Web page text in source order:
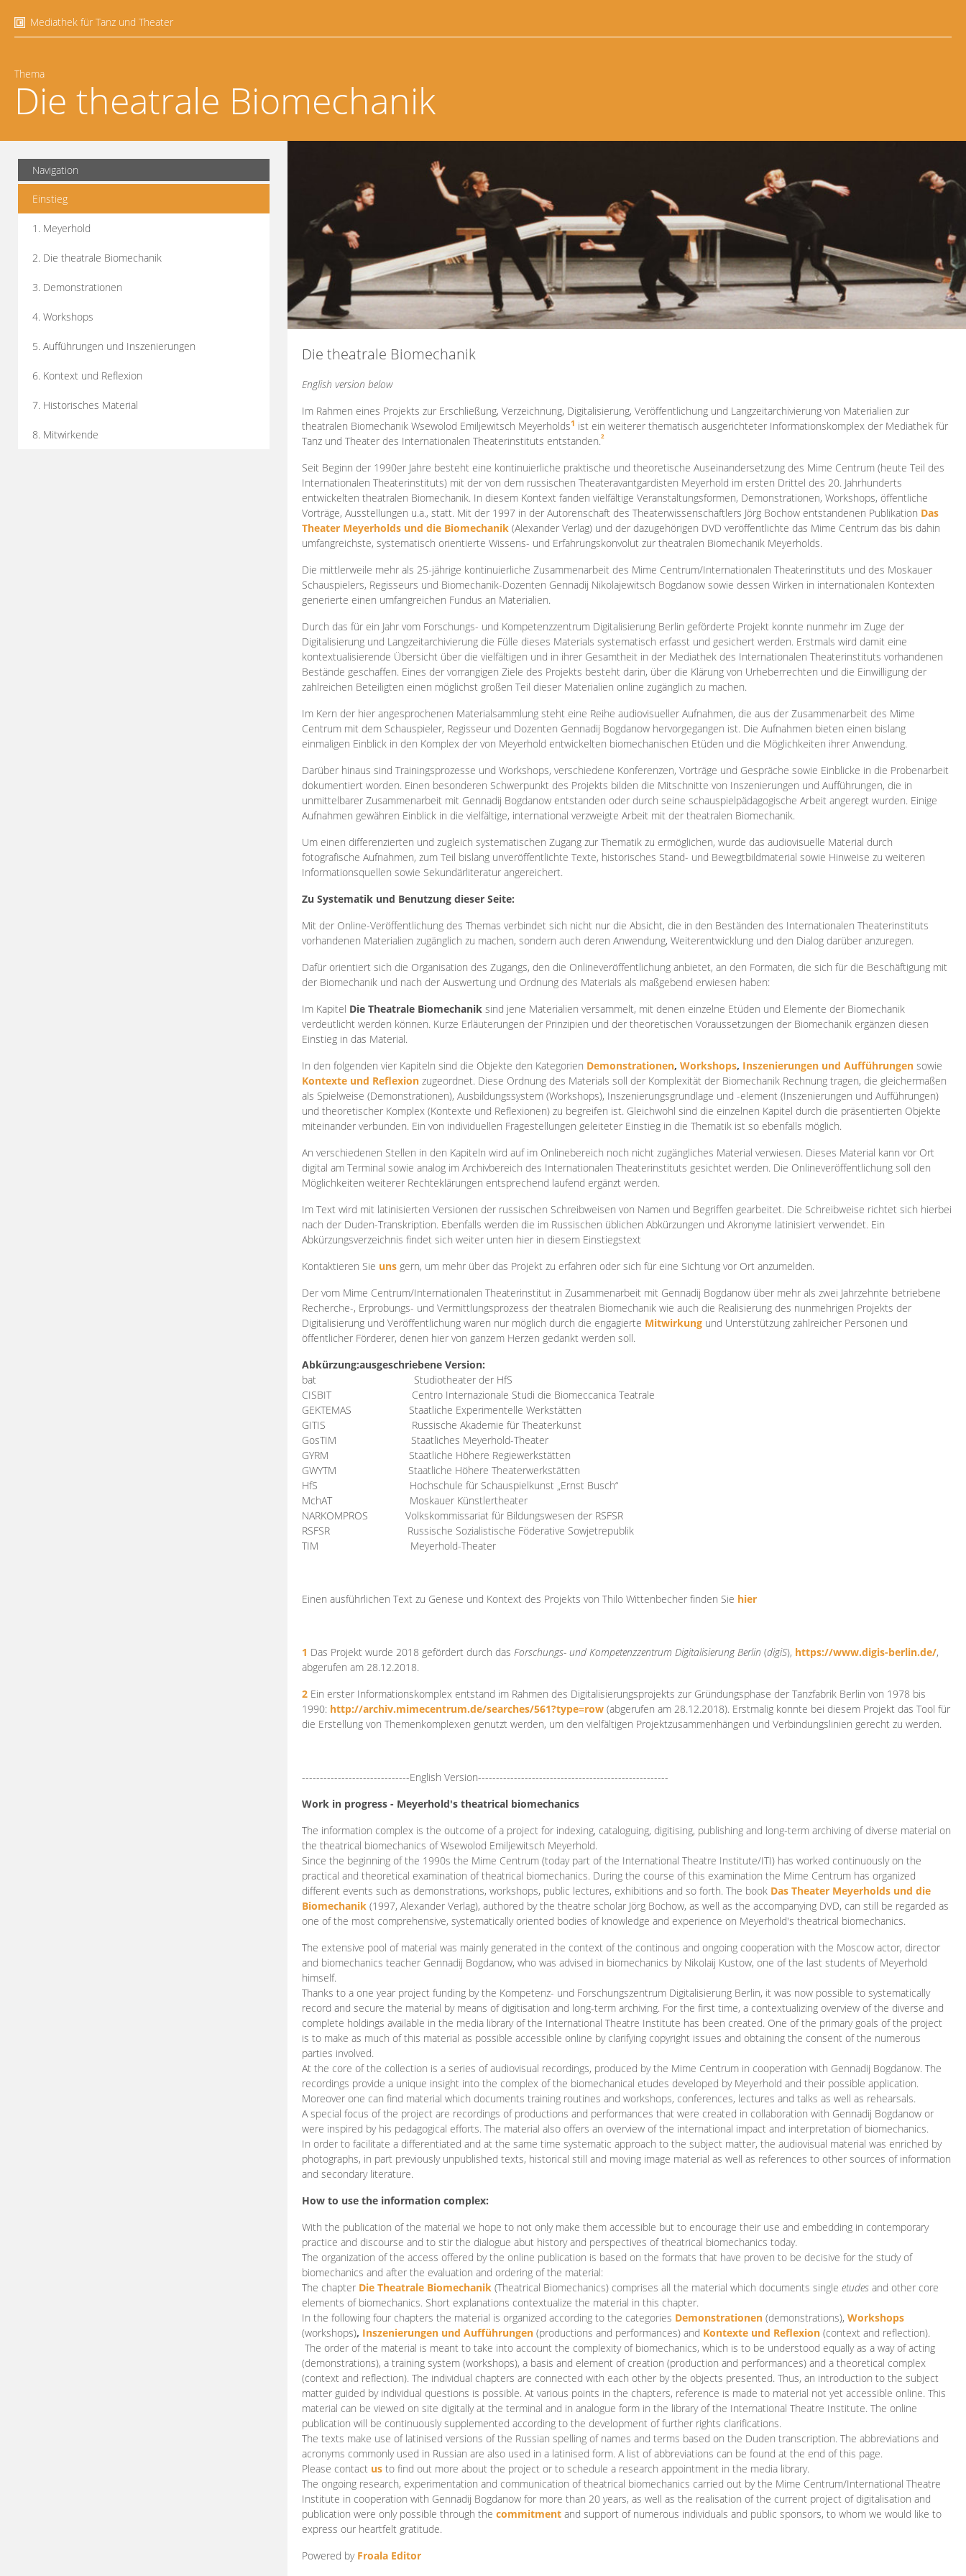
Mediathek für Tanz und Theater
Thema
Die theatrale Biomechanik
Navigation
Einstieg
1. Meyerhold
2. Die theatrale Biomechanik
3. Demonstrationen
4. Workshops
5. Aufführungen und Inszenierungen
6. Kontext und Reflexion
7. Historisches Material
8. Mitwirkende
Die theatrale Biomechanik
English version below
Im Rahmen eines Projekts zur Erschließung, Verzeichnung, Digitalisierung, Veröffentlichung und Langzeitarchivierung von Materialien zur
theatralen Biomechanik Wsewolod Emiljewitsch Meyerholds1 ist ein weiterer thematisch ausgerichteter Informationskomplex der Mediathek für
Tanz und Theater des Internationalen Theaterinstituts entstanden.2
Seit Beginn der 1990er Jahre besteht eine kontinuierliche praktische und theoretische Auseinandersetzung des Mime Centrum (heute Teil des
Internationalen Theaterinstituts) mit der von dem russischen Theateravantgardisten Meyerhold im ersten Drittel des 20. Jahrhunderts
entwickelten theatralen Biomechanik. In diesem Kontext fanden vielfältige Veranstaltungsformen, Demonstrationen, Workshops, öffentliche
Vorträge, Ausstellungen u.a., statt. Mit der 1997 in der Autorenschaft des Theaterwissenschaftlers Jörg Bochow entstandenen Publikation Das
Theater Meyerholds und die Biomechanik (Alexander Verlag) und der dazugehörigen DVD veröffentlichte das Mime Centrum das bis dahin
umfangreichste, systematisch orientierte Wissens- und Erfahrungskonvolut zur theatralen Biomechanik Meyerholds.
Die mittlerweile mehr als 25-jährige kontinuierliche Zusammenarbeit des Mime Centrum/Internationalen Theaterinstituts und des Moskauer
Schauspielers, Regisseurs und Biomechanik-Dozenten Gennadij Nikolajewitsch Bogdanow sowie dessen Wirken in internationalen Kontexten
generierte einen umfangreichen Fundus an Materialien.
Durch das für ein Jahr vom Forschungs- und Kompetenzzentrum Digitalisierung Berlin geförderte Projekt konnte nunmehr im Zuge der
Digitalisierung und Langzeitarchivierung die Fülle dieses Materials systematisch erfasst und gesichert werden. Erstmals wird damit eine
kontextualisierende Übersicht über die vielfältigen und in ihrer Gesamtheit in der Mediathek des Internationalen Theaterinstituts vorhandenen
Bestände geschaffen. Eines der vorrangigen Ziele des Projekts besteht darin, über die Klärung von Urheberrechten und die Einwilligung der
zahlreichen Beteiligten einen möglichst großen Teil dieser Materialien online zugänglich zu machen.
Im Kern der hier angesprochenen Materialsammlung steht eine Reihe audiovisueller Aufnahmen, die aus der Zusammenarbeit des Mime
Centrum mit dem Schauspieler, Regisseur und Dozenten Gennadij Bogdanow hervorgegangen ist. Die Aufnahmen bieten einen bislang
einmaligen Einblick in den Komplex der von Meyerhold entwickelten biomechanischen Etüden und die Möglichkeiten ihrer Anwendung.
Darüber hinaus sind Trainingsprozesse und Workshops, verschiedene Konferenzen, Vorträge und Gespräche sowie Einblicke in die Probenarbeit
dokumentiert worden. Einen besonderen Schwerpunkt des Projekts bilden die Mitschnitte von Inszenierungen und Aufführungen, die in
unmittelbarer Zusammenarbeit mit Gennadij Bogdanow entstanden oder durch seine schauspielpädagogische Arbeit angeregt wurden. Einige
Aufnahmen gewähren Einblick in die vielfältige, international verzweigte Arbeit mit der theatralen Biomechanik.
Um einen differenzierten und zugleich systematischen Zugang zur Thematik zu ermöglichen, wurde das audiovisuelle Material durch
fotografische Aufnahmen, zum Teil bislang unveröffentlichte Texte, historisches Stand- und Bewegtbildmaterial sowie Hinweise zu weiteren
Informationsquellen sowie Sekundärliteratur angereichert.
Zu Systematik und Benutzung dieser Seite:
Mit der Online-Veröffentlichung des Themas verbindet sich nicht nur die Absicht, die in den Beständen des Internationalen Theaterinstituts
vorhandenen Materialien zugänglich zu machen, sondern auch deren Anwendung, Weiterentwicklung und den Dialog darüber anzuregen.
Dafür orientiert sich die Organisation des Zugangs, den die Onlineveröffentlichung anbietet, an den Formaten, die sich für die Beschäftigung mit
der Biomechanik und nach der Auswertung und Ordnung des Materials als maßgebend erwiesen haben:
Im Kapitel Die Theatrale Biomechanik sind jene Materialien versammelt, mit denen einzelne Etüden und Elemente der Biomechanik
verdeutlicht werden können. Kurze Erläuterungen der Prinzipien und der theoretischen Voraussetzungen der Biomechanik ergänzen diesen
Einstieg in das Material.
In den folgenden vier Kapiteln sind die Objekte den Kategorien Demonstrationen, Workshops, Inszenierungen und Aufführungen sowie
Kontexte und Reflexion zugeordnet. Diese Ordnung des Materials soll der Komplexität der Biomechanik Rechnung tragen, die gleichermaßen
als Spielweise (Demonstrationen), Ausbildungssystem (Workshops), Inszenierungsgrundlage und -element (Inszenierungen und Aufführungen)
und theoretischer Komplex (Kontexte und Reflexionen) zu begreifen ist. Gleichwohl sind die einzelnen Kapitel durch die präsentierten Objekte
miteinander verbunden. Ein von individuellen Fragestellungen geleiteter Einstieg in die Thematik ist so ebenfalls möglich.
An verschiedenen Stellen in den Kapiteln wird auf im Onlinebereich noch nicht zugängliches Material verwiesen. Dieses Material kann vor Ort
digital am Terminal sowie analog im Archivbereich des Internationalen Theaterinstituts gesichtet werden. Die Onlineveröffentlichung soll den
Möglichkeiten weiterer Rechteklärungen entsprechend laufend ergänzt werden.
Im Text wird mit latinisierten Versionen der russischen Schreibweisen von Namen und Begriffen gearbeitet. Die Schreibweise richtet sich hierbei
nach der Duden-Transkription. Ebenfalls werden die im Russischen üblichen Abkürzungen und Akronyme latinisiert verwendet. Ein
Abkürzungsverzeichnis findet sich weiter unten hier in diesem Einstiegstext
Kontaktieren Sie uns gern, um mehr über das Projekt zu erfahren oder sich für eine Sichtung vor Ort anzumelden.
Der vom Mime Centrum/Internationalen Theaterinstitut in Zusammenarbeit mit Gennadij Bogdanow über mehr als zwei Jahrzehnte betriebene
Recherche-, Erprobungs- und Vermittlungsprozess der theatralen Biomechanik wie auch die Realisierung des nunmehrigen Projekts der
Digitalisierung und Veröffentlichung waren nur möglich durch die engagierte Mitwirkung und Unterstützung zahlreicher Personen und
öffentlicher Förderer, denen hier von ganzem Herzen gedankt werden soll.
Abkürzung:ausgeschriebene Version:
bat
Studiotheater der HfS
CISBIT
Centro Internazionale Studi die Biomeccanica Teatrale
GEKTEMAS
Staatliche Experimentelle Werkstätten
GITIS
Russische Akademie für Theaterkunst
GosTIM
Staatliches Meyerhold-Theater
GYRM
Staatliche Höhere Regiewerkstätten
GWYTM
Staatliche Höhere Theaterwerkstätten
HfS
Hochschule für Schauspielkunst „Ernst Busch“
MchAT
Moskauer Künstlertheater
NARKOMPROS
Volkskommissariat für Bildungswesen der RSFSR
RSFSR
Russische Sozialistische Föderative Sowjetrepublik
TIM Meyerhold-Theater
Einen ausführlichen Text zu Genese und Kontext des Projekts von Thilo Wittenbecher finden Sie hier
1 Das Projekt wurde 2018 gefördert durch das Forschungs- und Kompetenzzentrum DigitalisierungBerlin (digiS), https://www.digis-berlin.de/,
abgerufen am 28.12.2018.
2 Ein erster Informationskomplex entstand im Rahmen des Digitalisierungsprojekts zur Gründungsphase der Tanzfabrik Berlin von 1978 bis
1990: http://archiv.mimecentrum.de/searches/561?type=row (abgerufen am 28.12.2018). Erstmalig konnte bei diesem Projekt das Tool für
die Erstellung von Themenkomplexen genutzt werden, um den vielfältigen Projektzusammenhängen und Verbindungslinien gerecht zu werden.
------------------------------English Version-----------------------------------------------------
Work in progress - Meyerhold's theatrical biomechanics
The information complex is the outcome of a project for indexing, cataloguing, digitising, publishing and long-term archiving of diverse material on
the theatrical biomechanics of Wsewolod Emiljewitsch Meyerhold.
Since the beginning of the 1990s the Mime Centrum (today part of the International Theatre Institute/ITI) has worked continuously on the
practical and theoretical examination of theatrical biomechanics. During the course of this examination the Mime Centrum has organized
different events such as demonstrations, workshops, public lectures, exhibitions and so forth. The book Das Theater Meyerholds und die
Biomechanik (1997, Alexander Verlag), authored by the theatre scholar Jörg Bochow, as well as the accompanying DVD, can still be regarded as
one of the most comprehensive, systematically oriented bodies of knowledge and experience on Meyerhold's theatrical biomechanics.
The extensive pool of material was mainly generated in the context of the continous and ongoing cooperation with the Moscow actor, director
and biomechanics teacher Gennadij Bogdanow, who was advised in biomechanics by Nikolaij Kustow, one of the last students of Meyerhold
himself.
Thanks to a one year project funding by the Kompetenz- und Forschungszentrum Digitalisierung Berlin, it was now possible to systematically
record and secure the material by means of digitisation and long-term archiving. For the first time, a contextualizing overview of the diverse and
complete holdings available in the media library of the International Theatre Institute has been created. One of the primary goals of the project
is to make as much of this material as possible accessible online by clarifying copyright issues and obtaining the consent of the numerous
parties involved.
At the core of the collection is a series of audiovisual recordings, produced by the Mime Centrum in cooperation with Gennadij Bogdanow. The
recordings provide a unique insight into the complex of the biomechanical etudes developed by Meyerhold and their possible application.
Moreover one can find material which documents training routines and workshops, conferences, lectures and talks as well as rehearsals.
A special focus of the project are recordings of productions and performances that were created in collaboration with Gennadij Bogdanow or
were inspired by his pedagogical efforts. The material also offers an overview of the international impact and interpretation of biomechanics.
In order to facilitate a differentiated and at the same time systematic approach to the subject matter, the audiovisual material was enriched by
photographs, in part previously unpublished texts, historical still and moving image material as well as references to other sources of information
and secondary literature.
How to use the information complex:
With the publication of the material we hope to not only make them accessible but to encourage their use and embedding in contemporary
practice and discourse and to stir the dialogue abut history and perspectives of theatrical biomechanics today.
The organization of the access offered by the online publication is based on the formats that have proven to be decisive for the study of
biomechanics and after the evaluation and ordering of the material:
The chapter Die Theatrale Biomechanik (Theatrical Biomechanics) comprises all the material which documents single etudes and other core
elements of biomechanics. Short explanations contextualize the material in this chapter.
In the following four chapters the material is organized according to the categories Demonstrationen (demonstrations), Workshops
(workshops), Inszenierungen und Aufführungen (productions and performances) and Kontexte und Reflexion (context and reflection).
The order of the material is meant to take into account the complexity of biomechanics, which is to be understood equally as a way of acting
(demonstrations), a training system (workshops), a basis and element of creation (production and performances) and a theoretical complex
(context and reflection). The individual chapters are connected with each other by the objects presented. Thus, an introduction to the subject
matter guided by individual questions is possible. At various points in the chapters, reference is made to material not yet accessible online. This
material can be viewed on site digitally at the terminal and in analogue form in the library of the International Theatre Institute. The online
publication will be continuously supplemented according to the development of further rights clarifications.
The texts make use of latinised versions of the Russian spelling of names and terms based on the Duden transcription. The abbreviations and
acronyms commonly used in Russian are also used in a latinised form. A list of abbreviations can be found at the end of this page.
Please contact us to find out more about the project or to schedule a research appointment in the media library.
The ongoing research, experimentation and communication of theatrical biomechanics carried out by the Mime Centrum/International Theatre
Institute in cooperation with Gennadij Bogdanow for more than 20 years, as well as the realisation of the current project of digitalisation and
publication were only possible through the commitment and support of numerous individuals and public sponsors, to whom we would like to
express our heartfelt gratitude.
Powered by Froala Editor